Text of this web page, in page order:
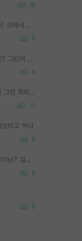
18
요새 20대 초반 젊은이들은 많은 것에서 가성비를 따지더라고요. 내가 이 정도 인풋을 넣었을 때 그만큼 아웃풋이 나올 것인가? 사실 아웃풋이 인풋 대비 리니어하게 나오지 않는 영역을 시도하기 싫어한다는 느낌입니다.
9
근데 이 커뮤니티는 왜 있는거죠? 그런거 쉽게 물어볼수있어서 있는거 아닌가요? 그렇게 보기 싫으면 커뮤니티도 하지마시지 그러면
8
그런거 받을 경지에 오르게 되면 그딴 학위명이 필요없음
10
라고 하냐
8
있는 나라들도 다 명예같은 느낌아님? 설마 박사끼리 등급나눠서 학위수여하자 같은 헛소리는 아니지? ㅋㅋ
9
8